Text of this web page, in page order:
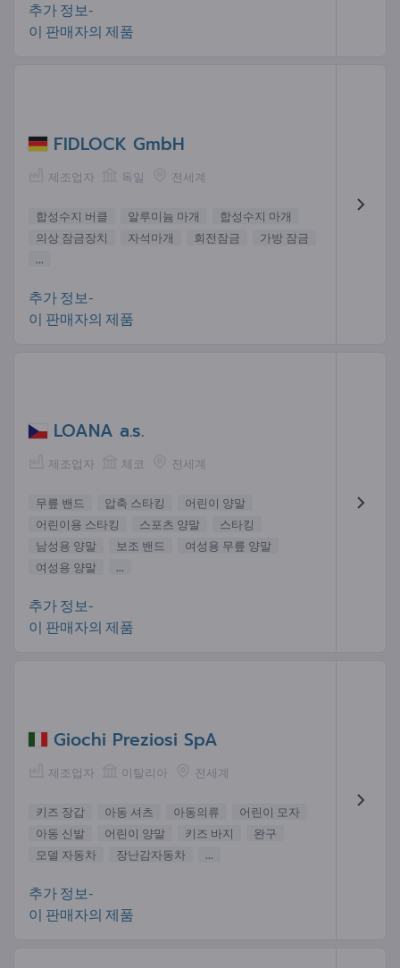
추가 정보-
이 판매자의 제품
FIDLOCK GmbH
제조업자 독일 전세계
합성수지 버클 알루미늄 마개
합성수지 마개
의상 잠금장치
자석마개 회전잠금
가방 잠금
...
추가 정보-
이 판매자의 제품
LOANA a.s.
제조업자 체코 전세계
무릎 밴드 압축 스타킹
어린이 양말
어린이용 스타킹
스포츠 양말
스타킹
남성용 양말
보조 밴드
여성용 무릎 양말
여성용 양말
...
추가 정보-
이 판매자의 제품
Giochi Preziosi SpA
제조업자 이탈리아 전세계
키즈 장갑 아동 셔츠 아동의류
어린이 모자
아동 신발
어린이 양말 키즈 바지
완구
모델 자동차
장난감자동차 ...
추가 정보-
이 판매자의 제품